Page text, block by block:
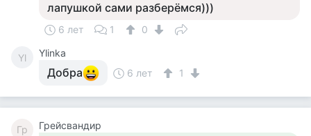
лапушкой сами разберёмся)))
6 лет 1 0
Yl Ylinka
Добра 6 лет 1
Гр Грейсвандир